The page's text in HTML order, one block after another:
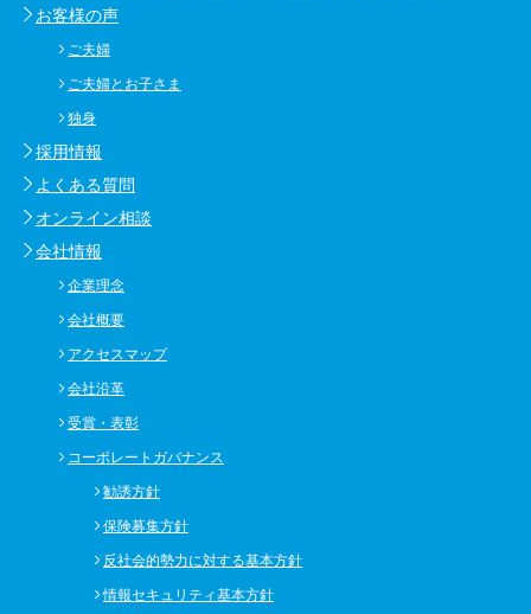
お客様の声
ご夫婦
ご夫婦とお子さま
独身
採用情報
よくある質問
オンライン相談
会社情報
企業理念
会社概要
アクセスマップ
会社沿革
受賞・表彰
コーポレートガバナンス
勧誘方針
保険募集方針
反社会的勢力に対する基本方針
情報セキュリティ基本方針